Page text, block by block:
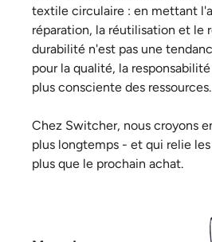
textile circulaire : en mettant
réparation, la réutilisation et le
durabilité n'est pas une
pour la qualité, la
plus consciente des ressources.
Chez Switcher, nous croyons
plus longtemps - et qui relie
plus que le prochain achat.